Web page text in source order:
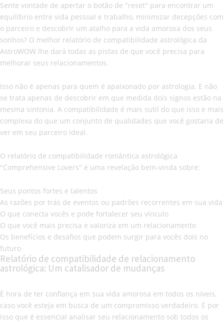
Sente vontade de apertar o botão de "reset" para encontrar um
equilíbrio entre vida pessoal e trabalho, minimizar decepções com
o parceiro e descobrir um atalho para a vida amorosa dos seus
sonhos? O melhor relatório de compatibilidade astrológica da
AstroWOW lhe dará todas as pistas de que você precisa para
melhorar seus relacionamentos.
Isso não é apenas para quem é apaixonado por astrologia. E não
se trata apenas de descobrir em que medida dois signos estão na
mesma sintonia. A compatibilidade é mais sutil do que isso e mais
complexa do que um conjunto de qualidades que você gostaria de
ver em seu parceiro ideal.
O relatório de compatibilidade romântica astrológica
"Comprehensive Lovers" é uma revelação bem-vinda sobre:
Seus pontos fortes e talentos
As razões por trás de eventos ou padrões recorrentes em sua vida
O que conecta vocês e pode fortalecer seu vínculo
O que você mais precisa e valoriza em um relacionamento
Os benefícios e desafios que podem surgir para vocês dois no
futuro
Relatório de compatibilidade de relacionamento
astrológica: Um catalisador de mudanças
É hora de ter confiança em sua vida amorosa em todos os níveis,
caso você esteja em busca de um compromisso verdadeiro. É por
isso que é essencial analisar seu relacionamento sob todos os